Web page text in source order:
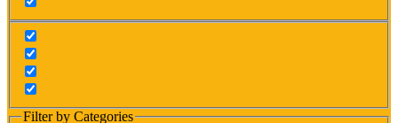
Filter by Categories